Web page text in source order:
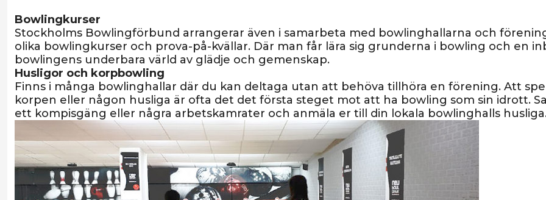
Bowlingkurser
Stockholms Bowlingförbund arrangerar även i samarbeta med bowlinghallarna och
olika bowlingkurser och prova-på-kvällar. Där man får lära sig grunderna i bowling och en
bowlingens underbara värld av glädje och gemenskap.
Husligor och korpbowling
Finns i många bowlinghallar där du kan deltaga utan att behöva tillhöra en förening. Att
korpen eller någon husliga är ofta det det första steget mot att ha bowling som sin idrott.
ett kompisgäng eller några arbetskamrater och anmäla er till din lokala bowlinghalls